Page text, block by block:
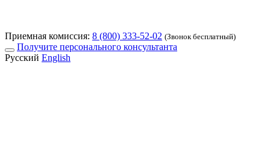
Приемная комиссия: 8 (800) 333-52-02 (Звонок бесплатный)
Получите персонального консультанта
Русский English